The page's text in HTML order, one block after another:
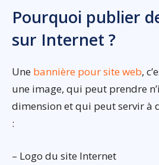
Pourquoi publier
sur Internet ?
Une bannière pour site web,
une image, qui peut prendre
dimension et qui peut servir à
:
– Logo du site Internet